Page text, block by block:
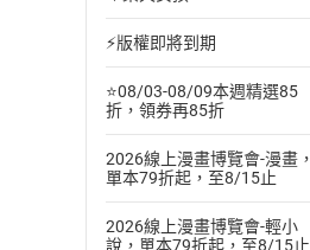
⚡版權即將到期
⭐08/03-08/09本週精選85
折，領券再85折
2026線上漫畫博覽會-漫畫，
單本79折起，至8/15止
2026線上漫畫博覽會-輕小
說，單本79折起，至8/15止